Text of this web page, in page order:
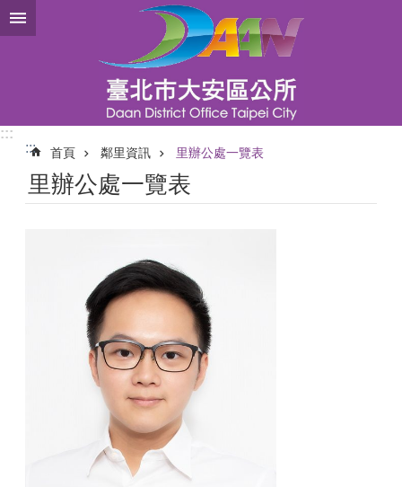
跳到主要內容區塊
:::
:::
首頁 鄰里資訊 里辦公處一覽表
里辦公處一覽表